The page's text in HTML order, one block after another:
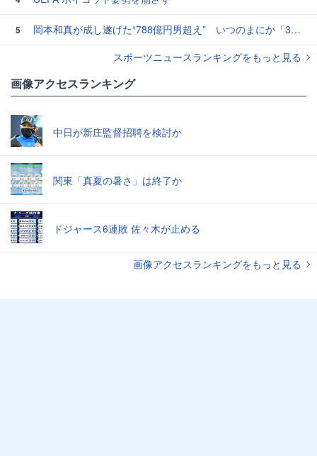
5
岡本和真が成し遂げた“788億円男超え” いつのまにか「3位」…見据える球団記録更新
スポーツニュースランキングをもっと見る
画像アクセスランキング
中日が新庄監督招聘を検討か
関東「真夏の暑さ」は終了か
ドジャース6連敗 佐々木が止める
画像アクセスランキングをもっと見る